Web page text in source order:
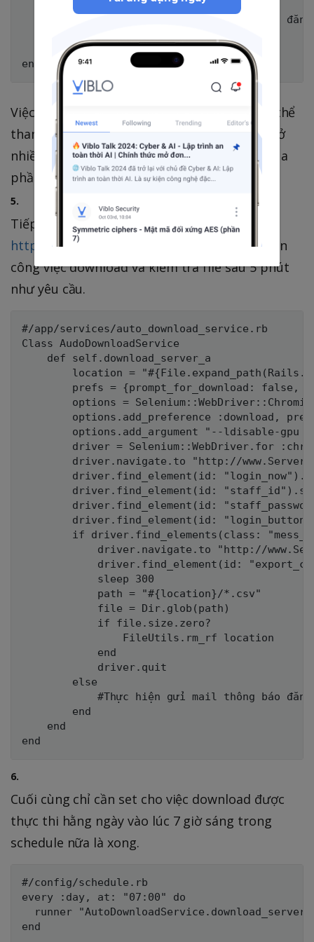
#Thực hiện gửi mail thông báo
    end
Việc gửi mail thì khá đơn giản và các bạn có thể
tham khảo cách thức để làm việc với mailler ở
nhiều bài viết khác trên viblo. Mình xin bỏ qua
phần này và tiếp lục với phần download file.
5.
Tiếp theo chúng ta di chuyển đến trang
http://www.ServerA.com/export_csv
thực hiện
công việc download và kiểm tra file sau 5 phút
như yêu cầu.
#/app/services/auto_download_service.rb
Class AudoDownloadService
    def self.download_server_a
location =
prefs = {prompt_for_download: false,
options =
options.add_preference :download,
options.add_argument "--ldisable-gpu
driver = Selenium::WebDriver.for
driver.navigate.to "http://
driver.find_element(id:
driver.find_element(id:
driver.find_element(id:
driver.find_element(id:
if driver.find_elements(class:
driver.navigate.to "http://
driver.find_element(id:
            sleep 300
            path = "#{location}/*.csv"
            file = Dir.glob(path)
            if file.size.zero?
                FileUtils.rm_rf location
            end
            driver.quit
        else
#Thực hiện gửi mail thông báo
        end
    end
6.
Cuối cùng chỉ cần set cho việc download được
thực thi hằng ngày vào lúc 7 giờ sáng trong
schedule nữa là xong.
#/config/schedule.rb
every :day, at: "07:00" do
runner